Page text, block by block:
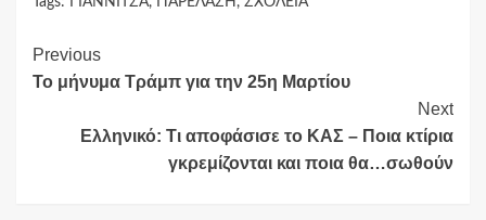
Continue
Reading
Previous
Το μήνυμα Τράμπ για την 25η Μαρτίου
Next
Ελληνικό: Τι αποφάσισε το ΚΑΣ – Ποια κτίρια
γκρεμίζονται και ποια θα…σωθούν